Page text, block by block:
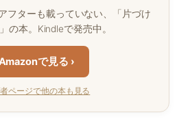
フターも載っていない、「片づけ
の本。Kindleで発売中。
で見る ›
ページで他の本も見る